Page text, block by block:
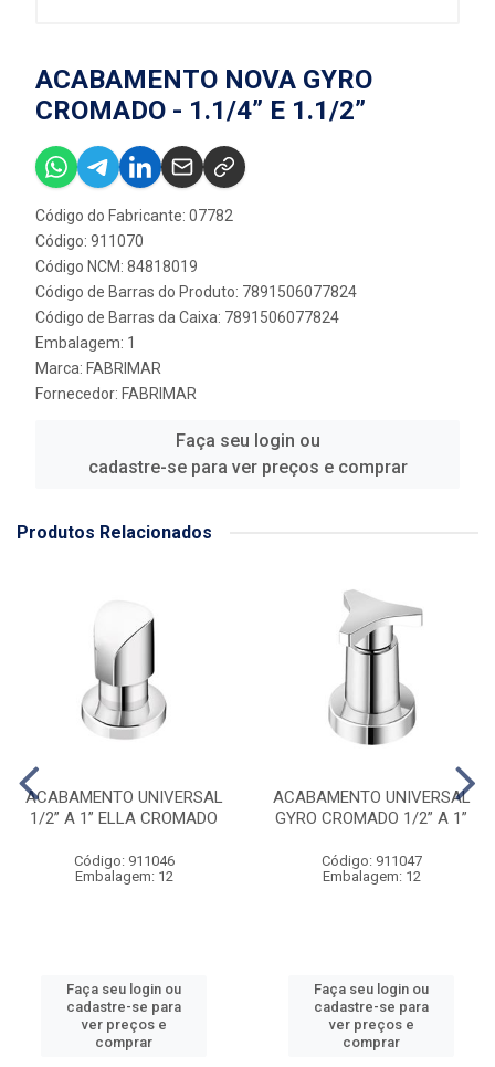
ACABAMENTO NOVA GYRO
CROMADO - 1.1/4” E 1.1/2”
Código do Fabricante: 07782
Código: 911070
Código NCM: 84818019
Código de Barras do Produto: 7891506077824
Código de Barras da Caixa: 7891506077824
Embalagem: 1
Marca: FABRIMAR
Fornecedor: FABRIMAR
Faça seu login ou
cadastre-se para ver preços e comprar
Produtos Relacionados
ACABAMENTO UNIVERSAL
1/2” A 1” ELLA CROMADO
Código: 911046
Embalagem: 12
Faça seu login ou
cadastre-se para
ver preços e
comprar
ACABAMENTO UNIVERSAL
GYRO CROMADO 1/2” A 1”
Código: 911047
Embalagem: 12
Faça seu login ou
cadastre-se para
ver preços e
comprar